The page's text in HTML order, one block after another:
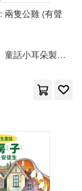
: 兩隻公雞 (有聲
童話小耳朵製作